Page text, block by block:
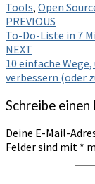
Tools, Open
Post
navigation
PREVIOUS
To-Do-Liste in 7
NEXT
10 einfache
verbessern (oder
Schreibe
Deine E-Mail-
Felder sind mit *